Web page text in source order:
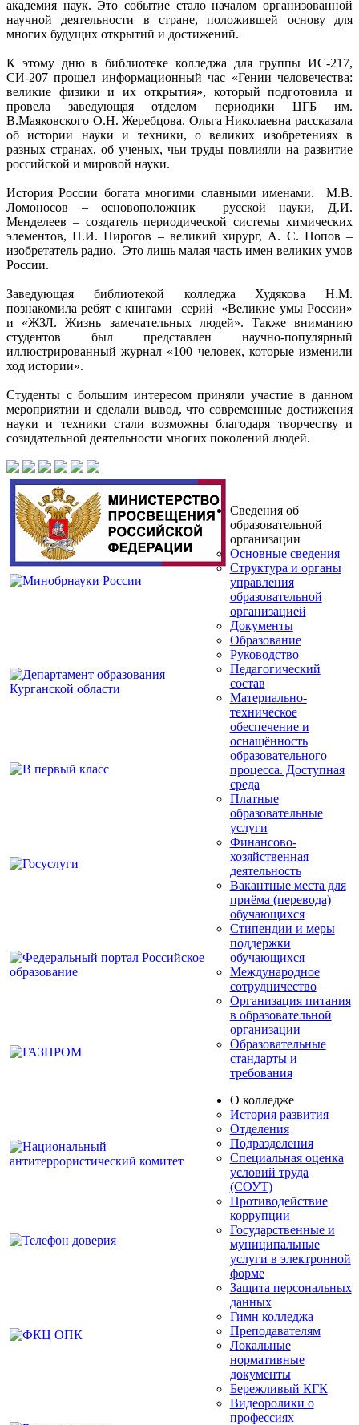
академия наук. Это событие стало началом организованной
научной деятельности в стране, положившей основу для
многих будущих открытий и достижений.
К этому дню в библиотеке колледжа для группы ИС-217,
СИ-207 прошел информационный час «Гении человечества:
великие физики и их открытия», который подготовила и
провела заведующая отделом периодики ЦГБ им.
В.Маяковского О.Н. Жеребцова. Ольга Николаевна рассказала
об истории науки и техники, о великих изобретениях в
разных странах, об ученых, чьи труды повлияли на развитие
российской и мировой науки.
История России богата многими славными именами. М.В.
Ломоносов – основоположник русской науки, Д.И.
Менделеев – создатель периодической системы химических
элементов, Н.И. Пирогов – великий хирург, А. С. Попов –
изобретатель радио. Это лишь малая часть имен великих умов
России.
Заведующая библиотекой колледжа Худякова Н.М.
познакомила ребят с книгами серий «Великие умы России»
и «ЖЗЛ. Жизнь замечательных людей». Также вниманию
студентов был представлен научно-популярный
иллюстрированный журнал «100 человек, которые изменили
ход истории».
Студенты с большим интересом приняли участие в данном
мероприятии и сделали вывод, что современные достижения
науки и техники стали возможны благодаря творчеству и
созидательной деятельности многих поколений людей.
Сведения об
образовательной
организации
Основные сведения
Структура и органы
управления
образовательной
организацией
Документы
Образование
Руководство
Педагогический
состав
Материально-
техническое
обеспечение и
оснащённость
образовательного
процесса. Доступная
среда
Платные
образовательные
услуги
Финансово-
хозяйственная
деятельность
Вакантные места для
приёма (перевода)
обучающихся
Стипендии и меры
поддержки
обучающихся
Международное
сотрудничество
Организация питания
в образовательной
организации
Образовательные
стандарты и
требования
О колледже
История развития
Отделения
Подразделения
Специальная оценка
условий труда
(СОУТ)
Противодействие
коррупции
Государственные и
муниципальные
услуги в электронной
форме
Защита персональных
данных
Гимн колледжа
Преподавателям
Локальные
нормативные
документы
Бережливый КГК
Видеоролики о
профессиях